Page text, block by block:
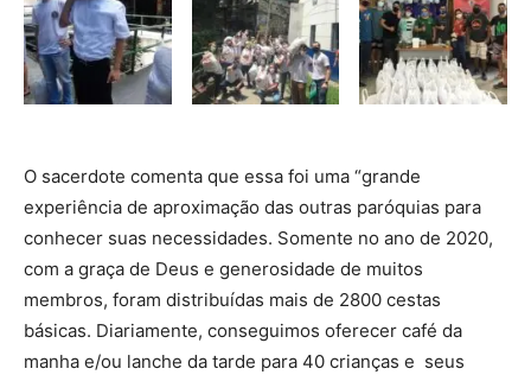
O sacerdote comenta que essa foi uma “grande
experiência de aproximação das outras paróquias para
conhecer suas necessidades. Somente no ano de 2020,
com a graça de Deus e generosidade de muitos
membros, foram distribuídas mais de 2800 cestas
básicas. Diariamente, conseguimos oferecer café da
manha e/ou lanche da tarde para 40 crianças e seus